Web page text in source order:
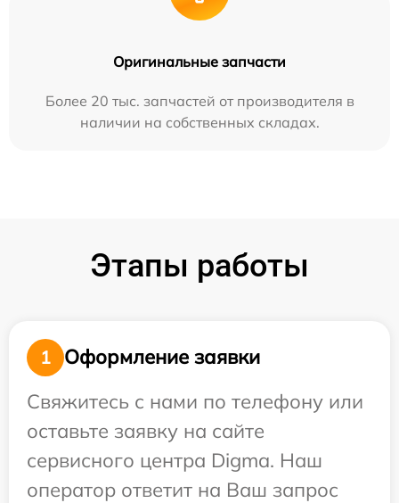
Оригинальные запчасти
Более 20 тыс. запчастей от производителя в
наличии на собственных складах.
Этапы работы
1
Оформление заявки
Свяжитесь с нами по телефону или
оставьте заявку на сайте
сервисного центра Digma. Наш
оператор ответит на Ваш запрос